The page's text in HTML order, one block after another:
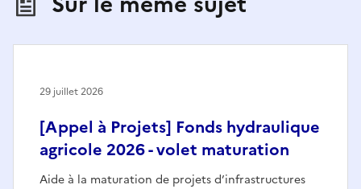
[Appel à Projets] Fonds hydraulique
agricole 2026 - volet maturation
Aide à la maturation de projets d’infrastructures
29 juillet 2026